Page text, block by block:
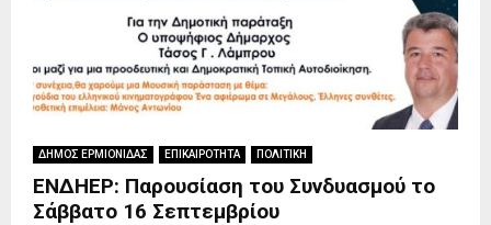
ΔΗΜΟΣ ΕΡΜΙΟΝΙΔΑΣ ΕΠΙΚΑΙΡΟΤΗΤΑ ΠΟΛΙΤΙΚΗ
ΕΝΔΗΕΡ: Παρουσίαση του Συνδυασμού το
Σάββατο 16 Σεπτεμβρίου